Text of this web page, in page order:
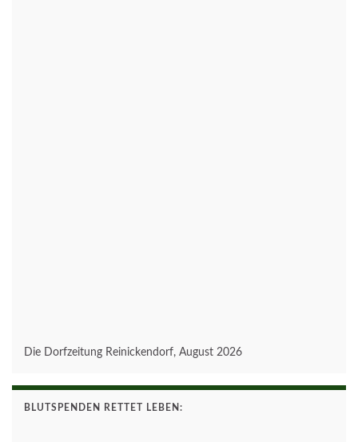
Die Dorfzeitung Reinickendorf, August 2026
BLUTSPENDEN RETTET LEBEN: